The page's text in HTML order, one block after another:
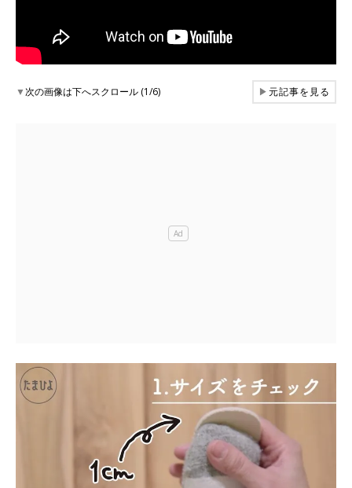
▼次の画像は下へスクロール (1/6) ▶元記事を見る